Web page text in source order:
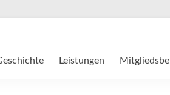
Leistungen